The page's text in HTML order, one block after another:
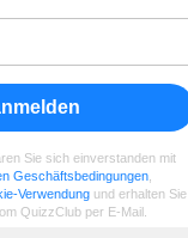
Sie sich einverstanden mit
Geschäftsbedingungen
Verwendungund erhalten Sie
QuizzClub per E-Mail.